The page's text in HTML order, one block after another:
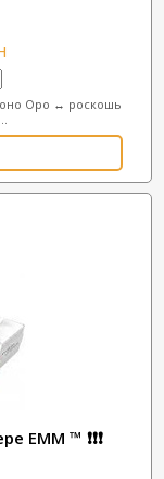
Оро ↔ роскошь
ЕММ ™ ❗❗❗